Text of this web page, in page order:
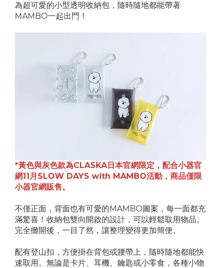
為超可愛的小型透明收納包，隨時隨地都能帶著
MAMBO一起出門！
*黃色與灰色款為CLASKA日本官網限定，配合小器官
網11月SLOW DAYS with MAMBO活動，商品僅限
小器官網販售。
不僅正面，背面也有可愛的MAMBO圖案，每一面都充
滿驚喜！收納包雙向開啟的設計，可以輕鬆取用物品。
完全攤開後，一目了然，讓整理變得更加簡便。
配有登山扣，方便掛在背包或腰帶上，隨時隨地都能快
速取用。無論是卡片、耳機、鑰匙或小零食，各種小物